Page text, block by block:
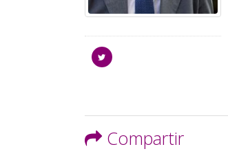
Compartir